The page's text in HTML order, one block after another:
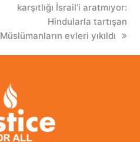
post:
karşıtlığı İsrail’i aratmıyor:
Hindularla tartışan
Müslümanların evleri yıkıldı